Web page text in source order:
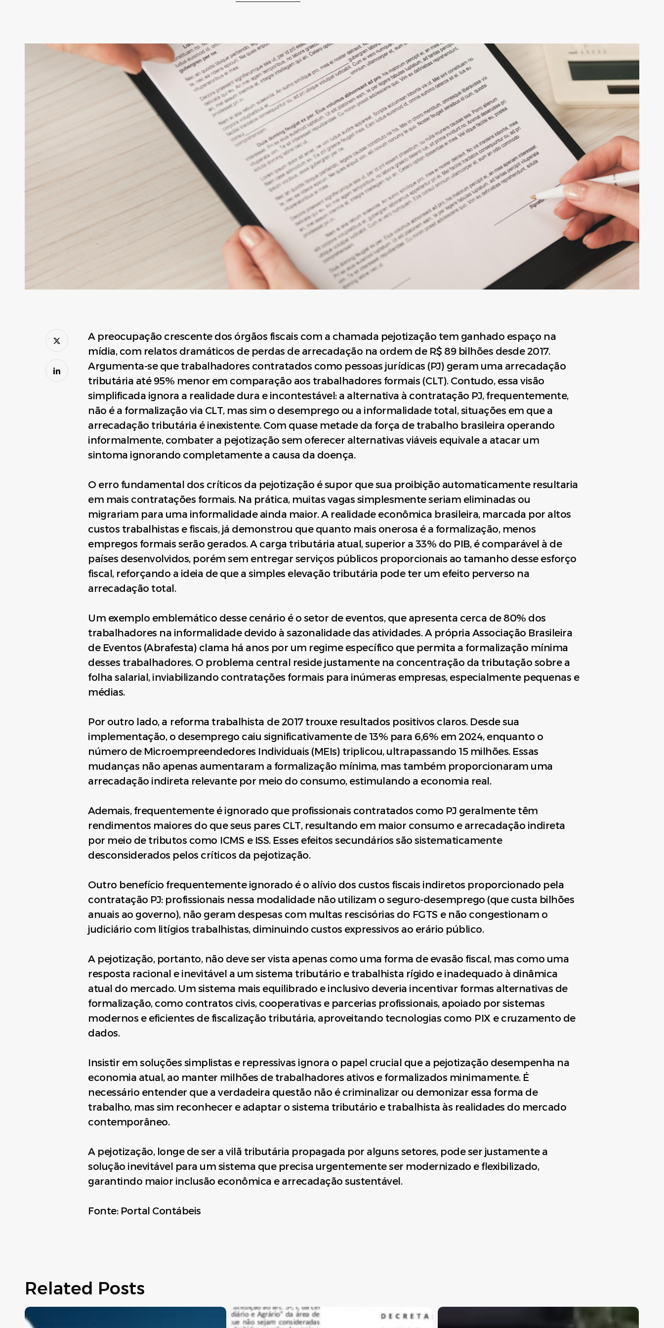
A preocupação crescente dos órgãos fiscais com a chamada pejotização tem ganhado espaço na
mídia, com relatos dramáticos de perdas de arrecadação na ordem de R$ 89 bilhões desde 2017.
Argumenta-se que trabalhadores contratados como pessoas jurídicas (PJ) geram uma arrecadação
tributária até 95% menor em comparação aos trabalhadores formais (CLT). Contudo, essa visão
simplificada ignora a realidade dura e incontestável: a alternativa à contratação PJ, frequentemente,
não é a formalização via CLT, mas sim o desemprego ou a informalidade total, situações em que a
arrecadação tributária é inexistente. Com quase metade da força de trabalho brasileira operando
informalmente, combater a pejotização sem oferecer alternativas viáveis equivale a atacar um
sintoma ignorando completamente a causa da doença.
O erro fundamental dos críticos da pejotização é supor que sua proibição automaticamente resultaria
em mais contratações formais. Na prática, muitas vagas simplesmente seriam eliminadas ou
migrariam para uma informalidade ainda maior. A realidade econômica brasileira, marcada por altos
custos trabalhistas e fiscais, já demonstrou que quanto mais onerosa é a formalização, menos
empregos formais serão gerados. A carga tributária atual, superior a 33% do PIB, é comparável à de
países desenvolvidos, porém sem entregar serviços públicos proporcionais ao tamanho desse esforço
fiscal, reforçando a ideia de que a simples elevação tributária pode ter um efeito perverso na
arrecadação total.
Um exemplo emblemático desse cenário é o setor de eventos, que apresenta cerca de 80% dos
trabalhadores na informalidade devido à sazonalidade das atividades. A própria Associação Brasileira
de Eventos (Abrafesta) clama há anos por um regime específico que permita a formalização mínima
desses trabalhadores. O problema central reside justamente na concentração da tributação sobre a
folha salarial, inviabilizando contratações formais para inúmeras empresas, especialmente pequenas e
médias.
Por outro lado, a reforma trabalhista de 2017 trouxe resultados positivos claros. Desde sua
implementação, o desemprego caiu significativamente de 13% para 6,6% em 2024, enquanto o
número de Microempreendedores Individuais (MEIs) triplicou, ultrapassando 15 milhões. Essas
mudanças não apenas aumentaram a formalização mínima, mas também proporcionaram uma
arrecadação indireta relevante por meio do consumo, estimulando a economia real.
Ademais, frequentemente é ignorado que profissionais contratados como PJ geralmente têm
rendimentos maiores do que seus pares CLT, resultando em maior consumo e arrecadação indireta
por meio de tributos como ICMS e ISS. Esses efeitos secundários são sistematicamente
desconsiderados pelos críticos da pejotização.
Outro benefício frequentemente ignorado é o alívio dos custos fiscais indiretos proporcionado pela
contratação PJ: profissionais nessa modalidade não utilizam o seguro-desemprego (que custa bilhões
anuais ao governo), não geram despesas com multas rescisórias do FGTS e não congestionam o
judiciário com litígios trabalhistas, diminuindo custos expressivos ao erário público.
A pejotização, portanto, não deve ser vista apenas como uma forma de evasão fiscal, mas como uma
resposta racional e inevitável a um sistema tributário e trabalhista rígido e inadequado à dinâmica
atual do mercado. Um sistema mais equilibrado e inclusivo deveria incentivar formas alternativas de
formalização, como contratos civis, cooperativas e parcerias profissionais, apoiado por sistemas
modernos e eficientes de fiscalização tributária, aproveitando tecnologias como PIX e cruzamento de
dados.
Insistir em soluções simplistas e repressivas ignora o papel crucial que a pejotização desempenha na
economia atual, ao manter milhões de trabalhadores ativos e formalizados minimamente. É
necessário entender que a verdadeira questão não é criminalizar ou demonizar essa forma de
trabalho, mas sim reconhecer e adaptar o sistema tributário e trabalhista às realidades do mercado
contemporâneo.
A pejotização, longe de ser a vilã tributária propagada por alguns setores, pode ser justamente a
solução inevitável para um sistema que precisa urgentemente ser modernizado e flexibilizado,
garantindo maior inclusão econômica e arrecadação sustentável.
Fonte: Portal Contábeis
Related Posts
Move
Reforma
Frete